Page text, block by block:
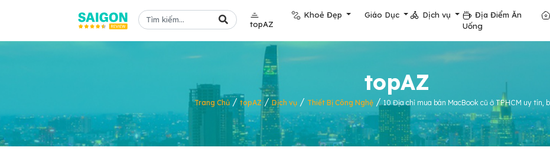
topAZ
Khoẻ Đẹp Giáo Dục Dịch vụ
Địa Điểm Ăn
Uống
topAZ
Trang Chủ/ topAZ /Dịch vụ/ Thiết Bị Công Nghệ/10 Địa chỉ mua bán MacBook cũ ở TPHCM uy tín,